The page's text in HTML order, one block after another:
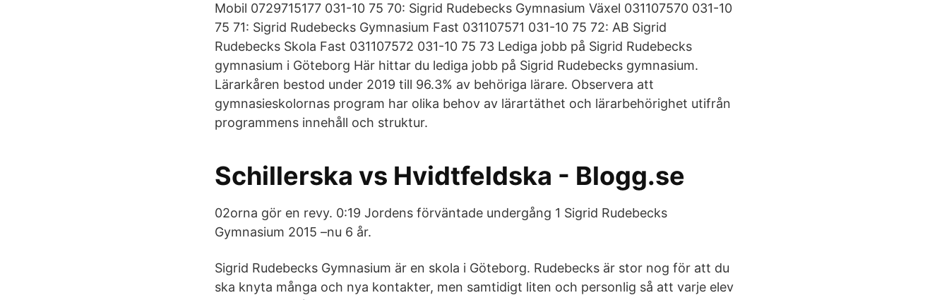
Mobil 0729715177 031-10 75 70: Sigrid Rudebecks Gymnasium Växel 031107570 031-10
75 71: Sigrid Rudebecks Gymnasium Fast 031107571 031-10 75 72: AB Sigrid
Rudebecks Skola Fast 031107572 031-10 75 73 Lediga jobb på Sigrid Rudebecks
gymnasium i Göteborg Här hittar du lediga jobb på Sigrid Rudebecks gymnasium.
Lärarkåren bestod under 2019 till 96.3% av behöriga lärare. Observera att
gymnasieskolornas program har olika behov av lärartäthet och lärarbehörighet utifrån
programmens innehåll och struktur.
Schillerska vs Hvidtfeldska - Blogg.se
02orna gör en revy. 0:19 Jordens förväntade undergång 1 Sigrid Rudebecks
Gymnasium 2015 –nu 6 år.
Sigrid Rudebecks Gymnasium är en skola i Göteborg. Rudebecks är stor nog för att du
ska knyta många och nya kontakter, men samtidigt liten och personlig så att varje elev